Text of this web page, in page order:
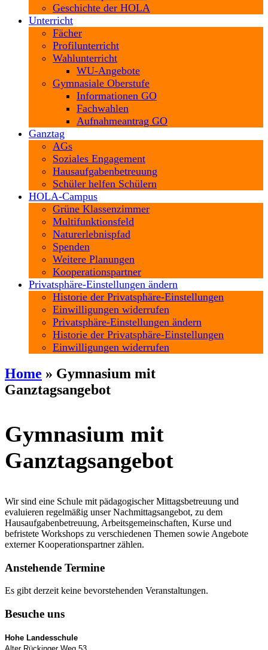
Geschichte der HOLA
Unterricht
Fächer
Profilunterricht
Wahlunterricht
WU-Angebote
Gymnasiale Oberstufe
Informationen GO
Fachwahlen
Aufnahmeantrag GO
Ganztag
AGs
Soziales Engagement
Hausaufgabenbetreuung
Schüler helfen Schülern
HOLA-Campus
Grüne Klassenzimmer
Multifunktionsfeld
Naturerlebnispfad
Spenden
Weitere Planungen
Kooperationspartner
Privatsphäre-Einstellungen ändern
Historie der Privatsphäre-Einstellungen
Einwilligungen widerrufen
Privatsphäre-Einstellungen ändern
Historie der Privatsphäre-Einstellungen
Einwilligungen widerrufen
Home » Gymnasium mit
Ganztagsangebot
Gymnasium mit
Ganztagsangebot
Wir sind eine Schule mit pädagogischer Mittagsbetreuung und
evaluieren regelmäßig unser Nachmittagsangebot, zu dem
Hausaufgabenbetreuung, Arbeitsgemeinschaften, Kurse und
befristete Workshops zu verschiedenen Themen sowie Angebote
externer Kooperationspartner zählen.
Anstehende Termine
Es gibt derzeit keine bevorstehenden Veranstaltungen.
Besuche uns
Hohe Landesschule